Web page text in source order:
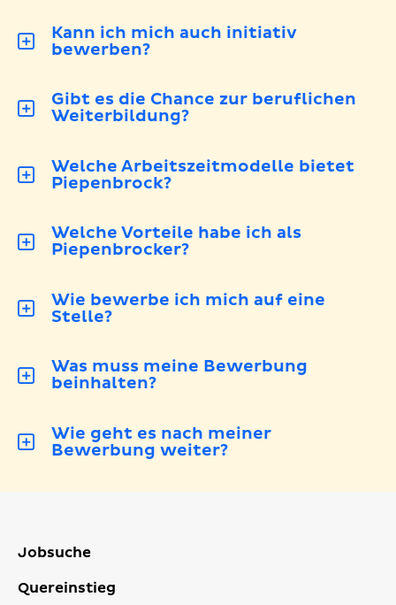
Kann ich mich auch initiativ
bewerben?
Gibt es die Chance zur beruflichen
Weiterbildung?
Welche Arbeitszeitmodelle bietet
Piepenbrock?
Welche Vorteile habe ich als
Piepenbrocker?
Wie bewerbe ich mich auf eine
Stelle?
Was muss meine Bewerbung
beinhalten?
Wie geht es nach meiner
Bewerbung weiter?
Jobsuche
Quereinstieg